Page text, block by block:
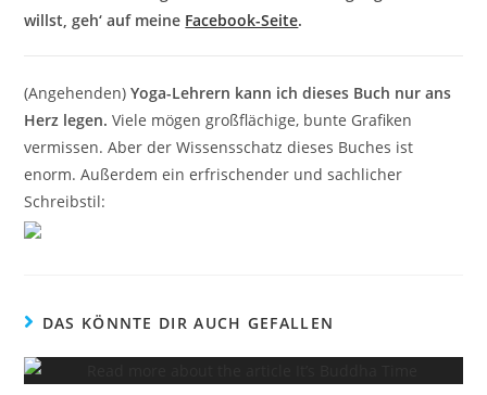
willst, geh‘ auf meine Facebook-Seite.
(Angehenden)Yoga-Lehrern kann ich dieses Buch nur ans
Herz legen. Viele mögen großflächige, bunte Grafiken
vermissen. Aber der Wissensschatz dieses Buches ist
enorm. Außerdem ein erfrischender und sachlicher
Schreibstil:
DAS KÖNNTE DIR AUCH GEFALLEN